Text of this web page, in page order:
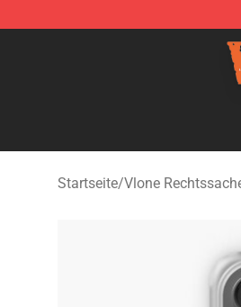
Vlone Shop - Official Vlone
Startseite/Vlone